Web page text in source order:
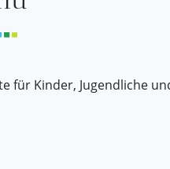
für Kinder, Jugendliche